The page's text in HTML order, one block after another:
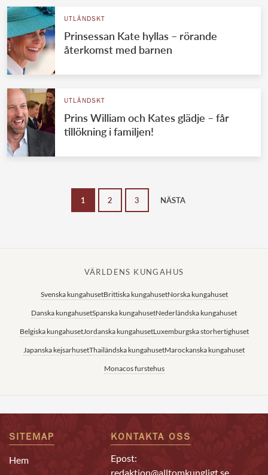
UTLÄNDSKT
Prinsessan Kate hyllas – rörande
återkomst med barnen
UTLÄNDSKT
Prins William och Kates glädje – får
tillökning i familjen!
1 2 3 NÄSTA
VÄRLDENS KUNGAHUS
Svenska kungahusetBrittiska kungahusetNorska kungahuset
Danska kungahusetSpanska kungahusetNederländska kungahuset
Belgiska kungahusetJordanska kungahusetLuxemburgska storhertighuset
Japanska kejsarhusetThailändska kungahusetMarockanska kungahuset
Monacos furstehus
SITEMAP
Hem
KONTAKTA OSS
Epost:
redaktion@alltomkungligt.se